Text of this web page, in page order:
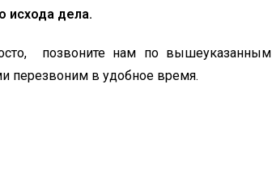
исхода дела.
позвоните нам по вышеуказанным
перезвоним в удобное время.